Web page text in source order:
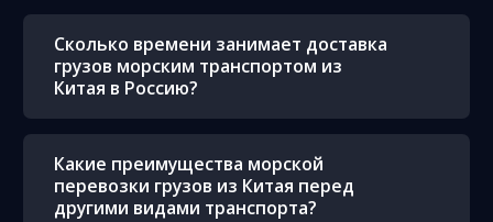
Сколько времени занимает доставка
грузов морским транспортом из
Китая в Россию?
Какие преимущества морской
перевозки грузов из Китая перед
другими видами транспорта?